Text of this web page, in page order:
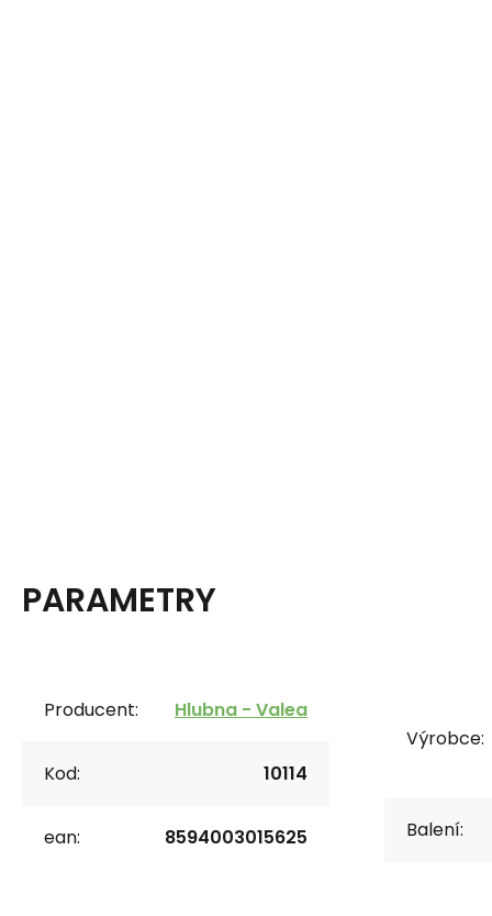
PARAMETRY
Producent: Hlubna - Valea
Kod: 10114
ean: 8594003015625
Výrobce:
Balení: